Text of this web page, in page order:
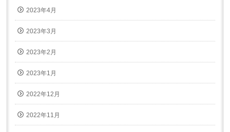
2023年4月
2023年3月
2023年2月
2023年1月
2022年12月
2022年11月